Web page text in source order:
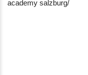
academy salzburg/